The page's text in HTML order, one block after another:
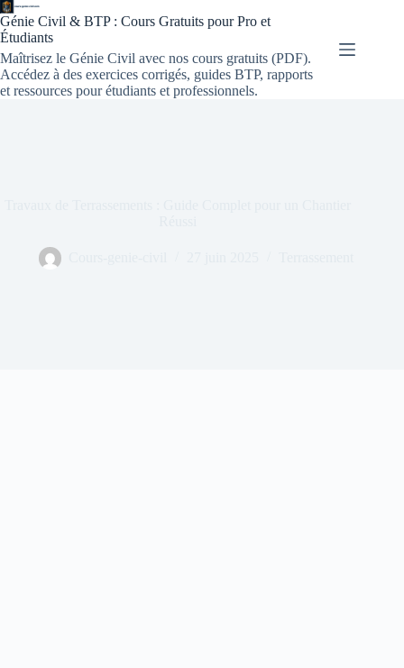
Génie Civil & BTP : Cours Gratuits pour Pro et
Étudiants
Maîtrisez le Génie Civil avec nos cours gratuits (PDF).
Accédez à des exercices corrigés, guides BTP, rapports
et ressources pour étudiants et professionnels.